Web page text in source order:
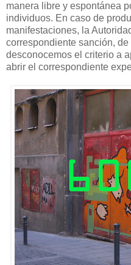
manera libre y espontánea
individuos. En caso de
manifestaciones, la
correspondiente sanción,
desconocemos el criterio a
abrir el correspondiente